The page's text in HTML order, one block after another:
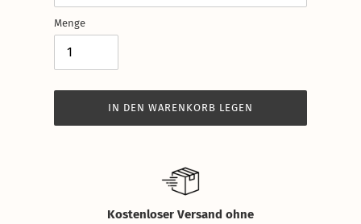
Menge
IN DEN WARENKORB LEGEN
hinzugefügtKostenloser Versand ohne